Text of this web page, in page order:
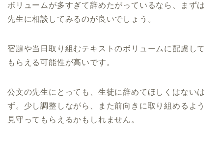
ボリュームが多すぎて辞めたがっているなら、まずは
先生に相談してみるのが良いでしょう。
宿題や当日取り組むテキストのボリュームに配慮して
もらえる可能性が高いです。
公文の先生にとっても、生徒に辞めてほしくはないは
ず。少し調整しながら、また前向きに取り組めるよう
見守ってもらえるかもしれません。